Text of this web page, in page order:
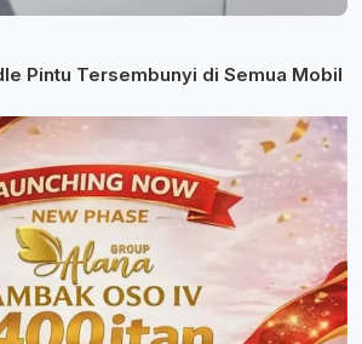
Pintu Tersembunyi di Semua Mobil